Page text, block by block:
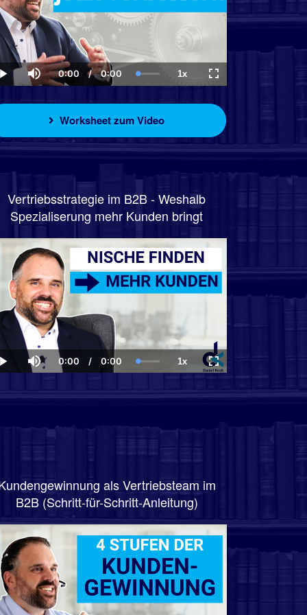
Play Mute
Current
Time
0:00 / Duration
0:00 Loaded
0.00%
1xPlayback
Rate
Fullscreen
Worksheet zum Video
Vertriebsstrategie im B2B - Weshalb
Spezialiserung mehr Kunden bringt
Play Mute
Current
Time
0:00 / Duration
0:00 Loaded
0.00%
1xPlayback
Rate
Fullscreen
als Vertriebsteam im
B2B (Schritt-für-Schritt-Anleitung)